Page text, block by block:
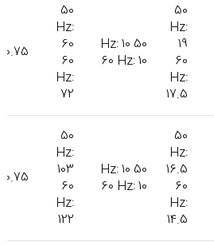
50
Hz:
19
60
Hz:
17.5
50 Hz: 10
60 Hz: 10
50
Hz:
60
60
Hz:
72
0.75
50
Hz:
16.5
60
Hz:
14.5
50 Hz: 10
60 Hz: 10
50
Hz:
103
60
Hz:
122
0.75